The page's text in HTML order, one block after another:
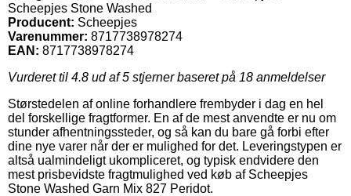
Scheepjes Stone Washed
Producent: Scheepjes
Varenummer: 8717738978274
EAN: 8717738978274
Vurderet til 4.8 ud af 5 stjerner baseret på 18 anmeldelser
Størstedelen af online forhandlere frembyder i dag en hel
del forskellige fragtformer. En af de mest anvendte er nu om
stunder afhentningssteder, og så kan du bare gå forbi efter
dine nye varer når der er mulighed for det. Leveringstypen er
altså ualmindeligt ukompliceret, og typisk endvidere den
mest prisbevidste fragtmulighed ved køb af Scheepjes
Stone Washed Garn Mix 827 Peridot.